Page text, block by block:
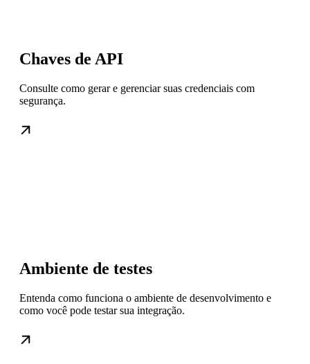
Chaves de API
Consulte como gerar e gerenciar suas credenciais com
segurança.
Ambiente de testes
Entenda como funciona o ambiente de desenvolvimento e
como você pode testar sua integração.